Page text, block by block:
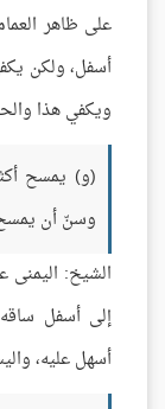
على ظاهر
أسفل، ولكن
ويكفي هذا
(و) يمسح
وسنّ أن
الشيخ: اليمنى
إلى أسفل
أسهل عليه،